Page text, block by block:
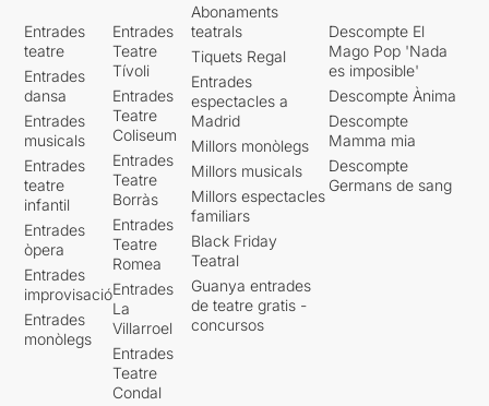
Entrades
teatre
Entrades
dansa
Entrades
musicals
Entrades
teatre
infantil
Entrades
òpera
Entrades
improvisació
Entrades
monòlegs
Entrades
Teatre
Tívoli
Entrades
Teatre
Coliseum
Entrades
Teatre
Borràs
Entrades
Teatre
Romea
Entrades
La
Villarroel
Entrades
Teatre
Condal
Abonaments
teatrals
Tiquets Regal
Entrades
espectacles a
Madrid
Millors monòlegs
Millors musicals
Millors espectacles
familiars
Black Friday
Teatral
Guanya entrades
de teatre gratis -
concursos
Descompte El
Mago Pop 'Nada
es imposible'
Descompte Ànima
Descompte
Mamma mia
Descompte
Germans de sang